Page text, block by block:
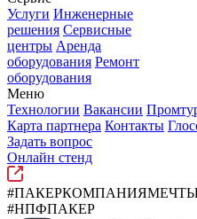
Услуги Инженерные
решения Сервисные
центры Аренда
оборудования Ремонт
оборудования
Меню
Технологии Вакансии
Карта партнера Контакты
Задать вопрос
Онлайн стенд
#НПФПАКЕР